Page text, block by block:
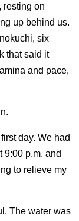
resting on
up behind us.
six
that said it
and pace,
day. We had
9:00 p.m. and
to relieve my
The water was